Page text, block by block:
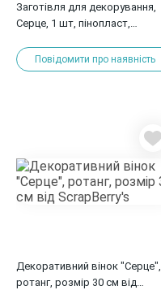
Заготівля для декорування,
Серце, 1 шт, пінопласт,
Повідомити про наявність
Декоративний вінок "Серце",
ротанг, розмір 30 см від